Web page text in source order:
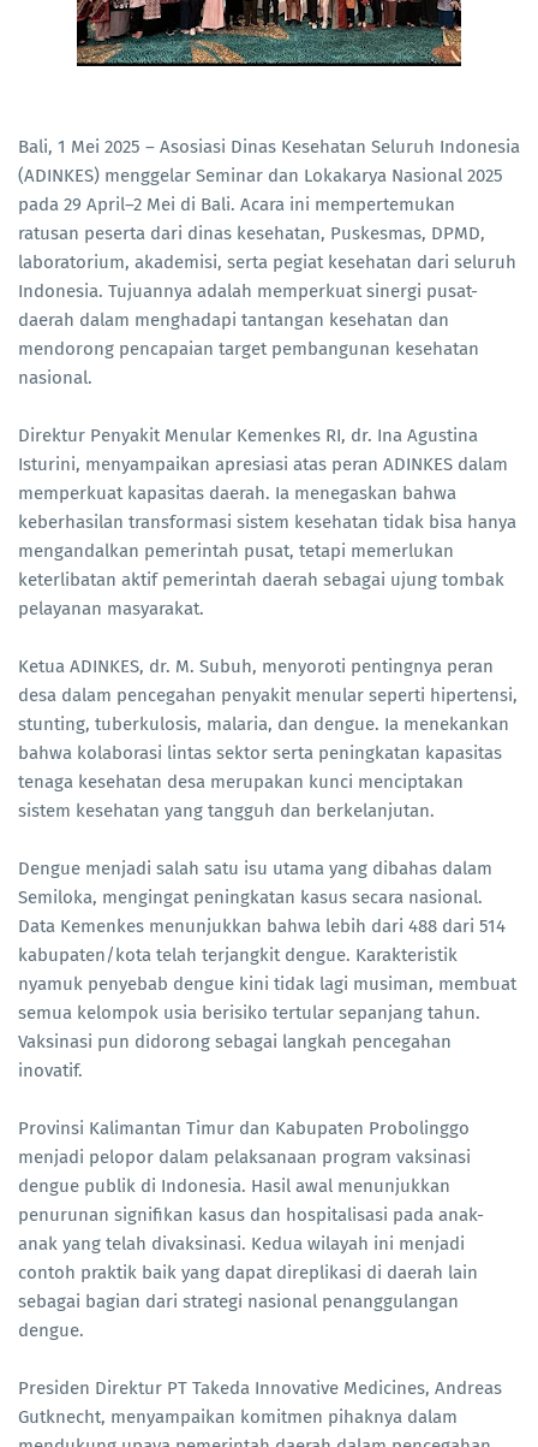
Bali, 1 Mei 2025 – Asosiasi Dinas Kesehatan Seluruh Indonesia
(ADINKES) menggelar Seminar dan Lokakarya Nasional 2025
pada 29 April–2 Mei di Bali. Acara ini mempertemukan
ratusan peserta dari dinas kesehatan, Puskesmas, DPMD,
laboratorium, akademisi, serta pegiat kesehatan dari seluruh
Indonesia. Tujuannya adalah memperkuat sinergi pusat-
daerah dalam menghadapi tantangan kesehatan dan
mendorong pencapaian target pembangunan kesehatan
nasional.
Direktur Penyakit Menular Kemenkes RI, dr. Ina Agustina
Isturini, menyampaikan apresiasi atas peran ADINKES dalam
memperkuat kapasitas daerah. Ia menegaskan bahwa
keberhasilan transformasi sistem kesehatan tidak bisa hanya
mengandalkan pemerintah pusat, tetapi memerlukan
keterlibatan aktif pemerintah daerah sebagai ujung tombak
pelayanan masyarakat.
Ketua ADINKES, dr. M. Subuh, menyoroti pentingnya peran
desa dalam pencegahan penyakit menular seperti hipertensi,
stunting, tuberkulosis, malaria, dan dengue. Ia menekankan
bahwa kolaborasi lintas sektor serta peningkatan kapasitas
tenaga kesehatan desa merupakan kunci menciptakan
sistem kesehatan yang tangguh dan berkelanjutan.
Dengue menjadi salah satu isu utama yang dibahas dalam
Semiloka, mengingat peningkatan kasus secara nasional.
Data Kemenkes menunjukkan bahwa lebih dari 488 dari 514
kabupaten/kota telah terjangkit dengue. Karakteristik
nyamuk penyebab dengue kini tidak lagi musiman, membuat
semua kelompok usia berisiko tertular sepanjang tahun.
Vaksinasi pun didorong sebagai langkah pencegahan
inovatif.
Provinsi Kalimantan Timur dan Kabupaten Probolinggo
menjadi pelopor dalam pelaksanaan program vaksinasi
dengue publik di Indonesia. Hasil awal menunjukkan
penurunan signifikan kasus dan hospitalisasi pada anak-
anak yang telah divaksinasi. Kedua wilayah ini menjadi
contoh praktik baik yang dapat direplikasi di daerah lain
sebagai bagian dari strategi nasional penanggulangan
dengue.
Presiden Direktur PT Takeda Innovative Medicines, Andreas
Gutknecht, menyampaikan komitmen pihaknya dalam